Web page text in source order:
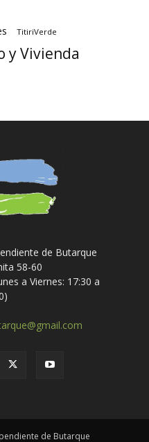
TitiriVerde
y Vivienda
de Butarque
58-60
a Viernes: 17:30 a
de Butarque